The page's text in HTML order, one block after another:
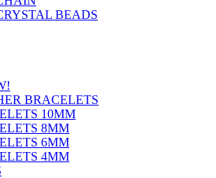
BEADS
BRACELETS
10MM
8MM
6MM
4MM